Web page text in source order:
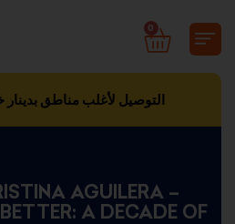
0
CART
التوصيل لأغلب مناطق
AGUILERA –
A DECADE OF